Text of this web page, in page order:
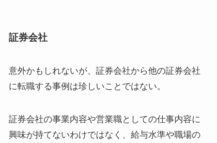
証券会社
意外かもしれないが、証券会社から他の証券会社
に転職する事例は珍しいことではない。
証券会社の事業内容や営業職としての仕事内容に
興味が持てないわけではなく、給与水準や職場の